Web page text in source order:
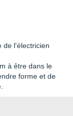
de l'électricien
à être dans le
forme et de